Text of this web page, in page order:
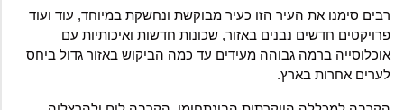
רבים סימנו את העיר הזו כעיר מבוקשת ונחשקת במיוחד, עוד ועוד
פרויקטים חדשים נבנים באזור, שכונות חדשות ואיכותיות עם
אוכלוסייה ברמה גבוהה מעידים עד כמה הביקוש באזור גדול ביחס
לערים אחרות בארץ.